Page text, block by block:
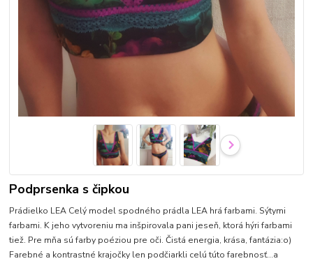
Podprsenka s čipkou
Prádielko LEA Celý model spodného prádla LEA hrá farbami. Sýtymi
farbami. K jeho vytvoreniu ma inšpirovala pani jeseň, ktorá hýri farbami
tiež. Pre mňa sú farby poéziou pre oči. Čistá energia, krása, fantázia:o)
Farebné a kontrastné krajočky len podčiarkli celú túto farebnosť...a